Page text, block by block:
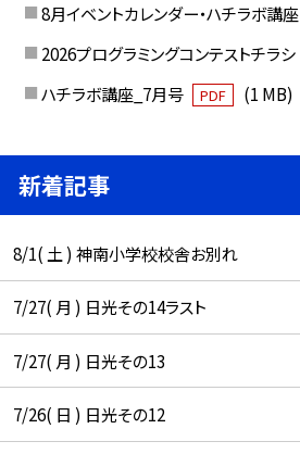
8月イベントカレンダー・ハチラボ講座
2026プログラミングコンテストチラシ
ハチラボ講座_7月号
PDF (1 MB)
新着記事
8/1( 土 ) 神南小学校校舎お別れ
7/27( 月 ) 日光その14ラスト
7/27( 月 ) 日光その13
7/26( 日 ) 日光その12